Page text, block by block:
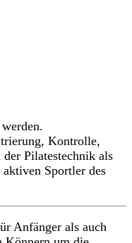
Kontrolle,
Pilatestechnik als
Sportler des
Anfänger als auch